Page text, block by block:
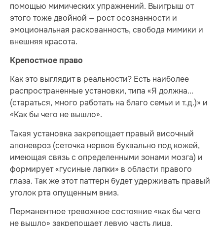
помощью мимических упражнений. Выигрыш от
этого тоже двойной — рост осознанности и
эмоциональная раскованность, свобода мимики и
внешняя красота.
Крепостное право
Как это выглядит в реальности? Есть наиболее
распространенные установки, типа «Я должна...
(стараться, много работать на благо семьи и т.д.)» и
«Как бы чего не вышло».
Такая установка закрепощает правый височный
апоневроз (сеточка нервов буквально под кожей,
имеющая связь с определенными зонами мозга) и
формирует «гусиные лапки» в области правого
глаза. Так же этот паттерн будет удерживать правый
уголок рта опущенным вниз.
Перманентное тревожное состояние «как бы чего
не вышло» закрепощает левую часть лица.